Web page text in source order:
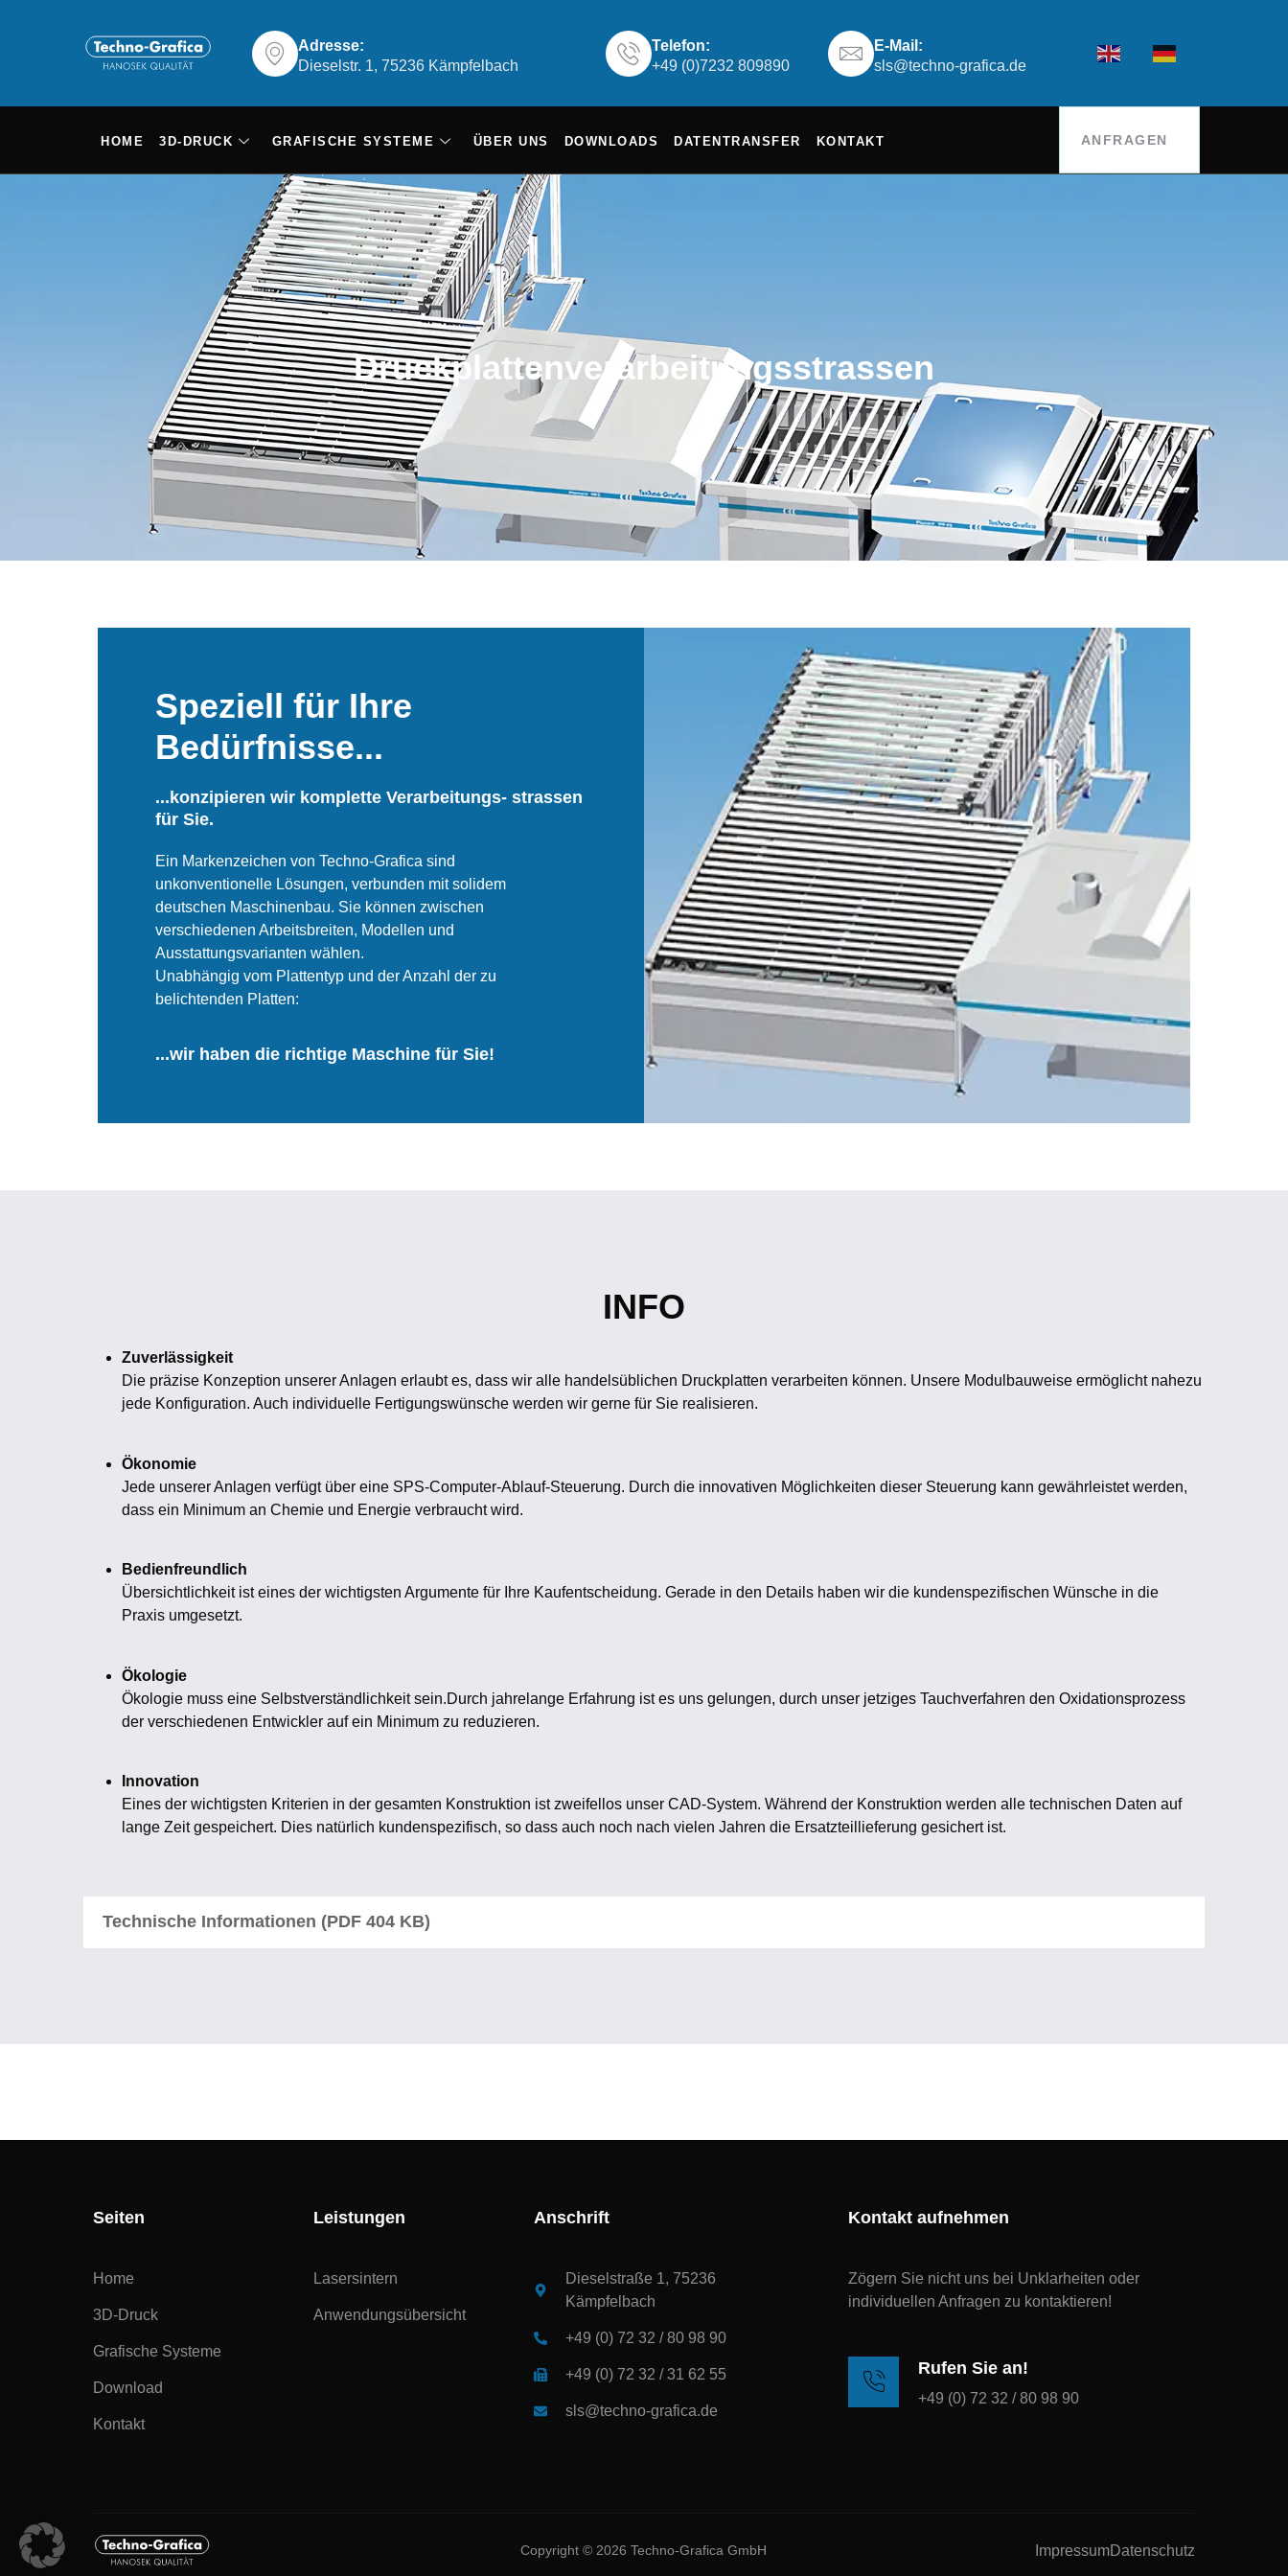
Adresse:
Dieselstr. 1, 75236 Kämpfelbach
Telefon:
+49 (0)7232 809890
E-Mail:
sls@techno-grafica.de
HOME 3D-DRUCK GRAFISCHE SYSTEME ÜBER UNS DOWNLOADS DATENTRANSFER KONTAKT ANFRAGEN
Druckplattenverarbeitungsstrassen
Speziell für Ihre
Bedürfnisse...
...konzipieren wir komplette Verarbeitungs- strassen
für Sie.
Ein Markenzeichen von Techno-Grafica sind
unkonventionelle Lösungen, verbunden mit solidem
deutschen Maschinenbau. Sie können zwischen
verschiedenen Arbeitsbreiten, Modellen und
Ausstattungsvarianten wählen.
Unabhängig vom Plattentyp und der Anzahl der zu
belichtenden Platten:
...wir haben die richtige Maschine für Sie!
INFO
Zuverlässigkeit
Die präzise Konzeption unserer Anlagen erlaubt es, dass wir alle handelsüblichen Druckplatten verarbeiten können. Unsere Modulbauweise ermöglicht nahezu
jede Konfiguration. Auch individuelle Fertigungswünsche werden wir gerne für Sie realisieren.
Ökonomie
Jede unserer Anlagen verfügt über eine SPS-Computer-Ablauf-Steuerung. Durch die innovativen Möglichkeiten dieser Steuerung kann gewährleistet werden,
dass ein Minimum an Chemie und Energie verbraucht wird.
Bedienfreundlich
Übersichtlichkeit ist eines der wichtigsten Argumente für Ihre Kaufentscheidung. Gerade in den Details haben wir die kundenspezifischen Wünsche in die
Praxis umgesetzt.
Ökologie
Ökologie muss eine Selbstverständlichkeit sein.Durch jahrelange Erfahrung ist es uns gelungen, durch unser jetziges Tauchverfahren den Oxidationsprozess
der verschiedenen Entwickler auf ein Minimum zu reduzieren.
Innovation
Eines der wichtigsten Kriterien in der gesamten Konstruktion ist zweifellos unser CAD-System. Während der Konstruktion werden alle technischen Daten auf
lange Zeit gespeichert. Dies natürlich kundenspezifisch, so dass auch noch nach vielen Jahren die Ersatzteillieferung gesichert ist.
Technische Informationen (PDF 404 KB)
Seiten
Home
3D-Druck
Grafische Systeme
Download
Kontakt
Leistungen
Lasersintern
Anwendungsübersicht
Anschrift
Dieselstraße 1, 75236
Kämpfelbach
+49 (0) 72 32 / 80 98 90
+49 (0) 72 32 / 31 62 55
sls@techno-grafica.de
Kontakt aufnehmen
Zögern Sie nicht uns bei Unklarheiten oder
individuellen Anfragen zu kontaktieren!
Rufen Sie an!
+49 (0) 72 32 / 80 98 90
Copyright © 2026 Techno-Grafica GmbH ImpressumDatenschutz